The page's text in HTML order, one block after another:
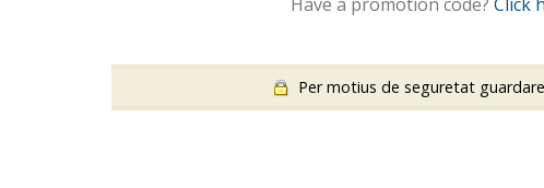
Per motius de seguretat